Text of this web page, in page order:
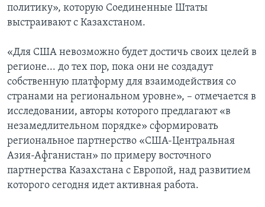
политику», которую Соединенные Штаты
выстраивают с Казахстаном.
«Для США невозможно будет достичь своих целей в
регионе... до тех пор, пока они не создадут
собственную платформу для взаимодействия со
странами на региональном уровне», – отмечается в
исследовании, авторы которого предлагают «в
незамедлительном порядке» сформировать
региональное партнерство «США-Центральная
Азия-Афганистан» по примеру восточного
партнерства Казахстана с Европой, над развитием
которого сегодня идет активная работа.